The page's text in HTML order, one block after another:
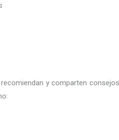
recomiendan y comparten